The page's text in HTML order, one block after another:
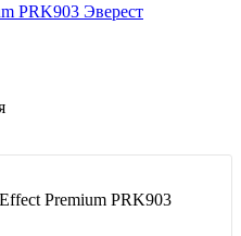
PRK903 Эверест
Premium PRK903